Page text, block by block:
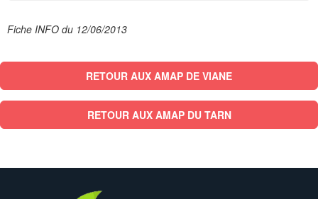
Fiche INFO du 12/06/2013
RETOUR AUX AMAP DE VIANE
RETOUR AUX AMAP DU TARN